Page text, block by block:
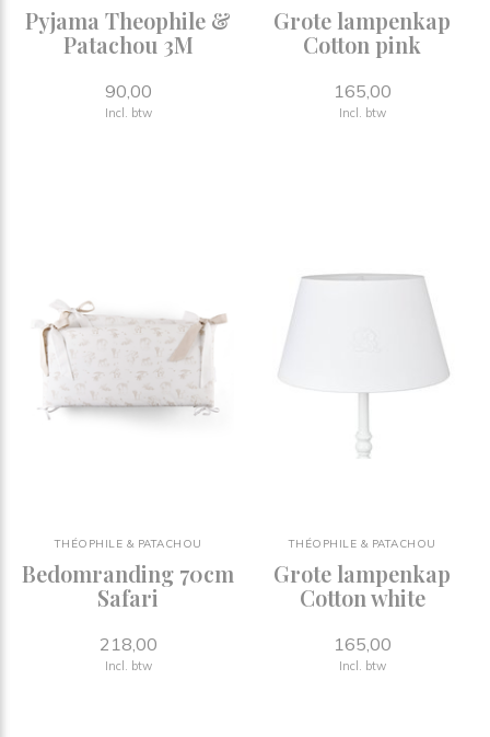
Pyjama Theophile &
Patachou 3M
90,00
Incl. btw
Grote lampenkap
Cotton pink
165,00
Incl. btw
THÉOPHILE & PATACHOU
Bedomranding 70cm
Safari
218,00
Incl. btw
THÉOPHILE & PATACHOU
Grote lampenkap
Cotton white
165,00
Incl. btw
Onze nieuwe actie in de winkel !